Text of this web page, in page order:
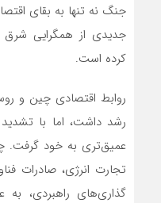
جنگ نه تنها به بقای
جدیدی از همگرایی شرق
کرده است.
روابط اقتصادی چین و
رشد داشت، اما با
عمیق‌تری به خود گرفت.
تجارت انرژی، صادرات
گذاری‌های راهبردی،